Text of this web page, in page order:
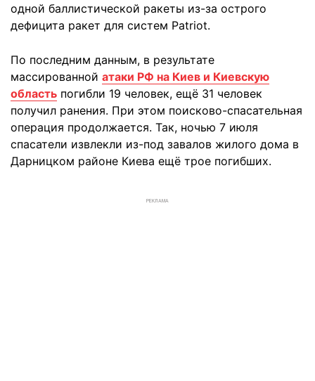
одной баллистической ракеты из-за острого
дефицита ракет для систем Patriot.
По последним данным, в результате
массированной атаки РФ на Киев и Киевскую
область погибли 19 человек, ещё 31 человек
получил ранения. При этом поисково-спасательная
операция продолжается. Так, ночью 7 июля
спасатели извлекли из-под завалов жилого дома в
Дарницком районе Киева ещё трое погибших.
РЕКЛАМА